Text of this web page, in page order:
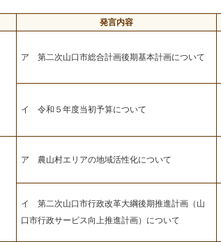
発言内容
ア 第二次山口市総合計画後期基本計画について
イ 令和５年度当初予算について
ア 農山村エリアの地域活性化について
イ 第二次山口市行政改革大綱後期推進計画（山
口市行政サービス向上推進計画）について